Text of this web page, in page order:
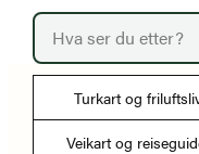
P
o
d
t
Turkart og
Veikart og